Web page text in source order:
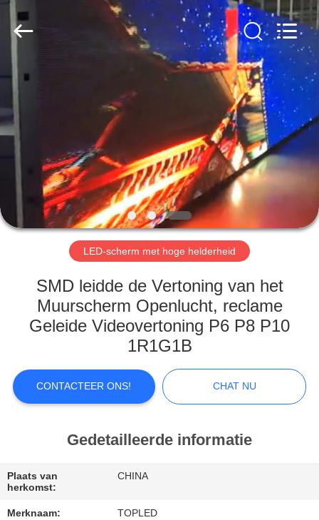
HUIS
PRODUCTEN
VIDEOS
VR-
SHOW
ONGEVEER
ONS
FABRIEKSREIS
KWALITEITSCONTROLE
CONTACTEER
NIEUWS
Road
Enterprise
Management
Services
Co.,LTD.
Reserved.
Developed
LED-scherm met hoge helderheid
SMD leidde de Vertoning van het
Muurscherm Openlucht, reclame
Geleide Videovertoning P6 P8 P10
1R1G1B
CONTACTEER ONS! CHAT NU
Gedetailleerde informatie
Plaats van
herkomst:
CHINA
Merknaam: TOPLED